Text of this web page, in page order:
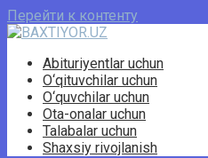
Перейти к контенту
Abituriyentlar uchun
O‘qituvchilar uchun
O‘quvchilar uchun
Ota-onalar uchun
Talabalar uchun
Shaxsiy rivojlanish